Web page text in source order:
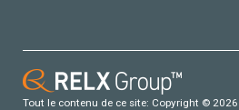
Tout le contenu de ce site: Copyright ©